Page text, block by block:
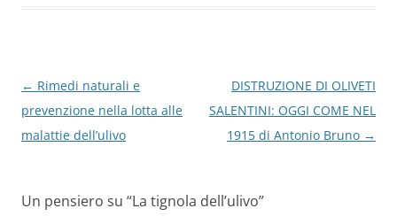
Navigazione
articolo
← Rimedi naturali e
prevenzione nella lotta alle
malattie dell’ulivo
DISTRUZIONE DI OLIVETI
SALENTINI: OGGI COME NEL
1915 di Antonio Bruno →
Un pensiero su “La tignola dell’ulivo”